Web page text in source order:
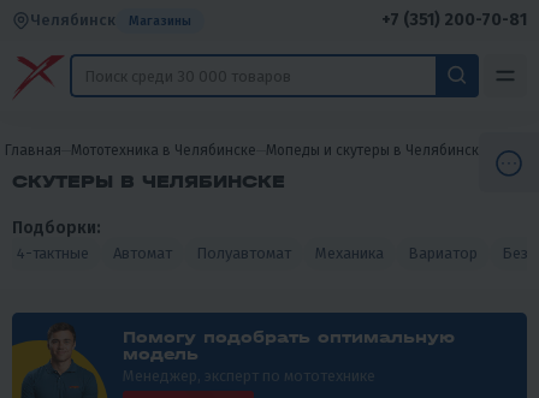
Челябинск Магазины +7 (351) 200-70-81
Главная Мототехника в Челябинске Мопеды и скутеры в Челябинске
СКУТЕРЫ В ЧЕЛЯБИНСКЕ
Подборки:
4-тактные Автомат Полуавтомат Механика Вариатор Без
Помогу подобрать оптимальную
модель
Менеджер, эксперт по мототехнике